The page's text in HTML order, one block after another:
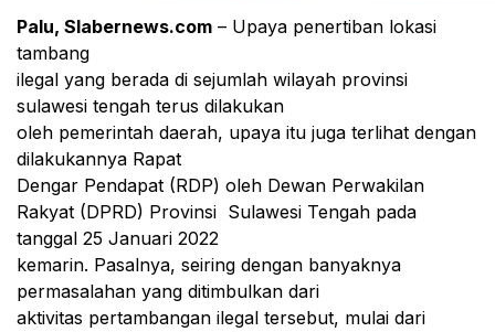
Palu, Slabernews.com – Upaya penertiban lokasi
tambang
ilegal yang berada di sejumlah wilayah provinsi
sulawesi tengah terus dilakukan
oleh pemerintah daerah, upaya itu juga terlihat dengan
dilakukannya Rapat
Dengar Pendapat (RDP) oleh Dewan Perwakilan
Rakyat (DPRD) Provinsi Sulawesi Tengah pada
tanggal 25 Januari 2022
kemarin. Pasalnya, seiring dengan banyaknya
permasalahan yang ditimbulkan dari
aktivitas pertambangan ilegal tersebut, mulai dari